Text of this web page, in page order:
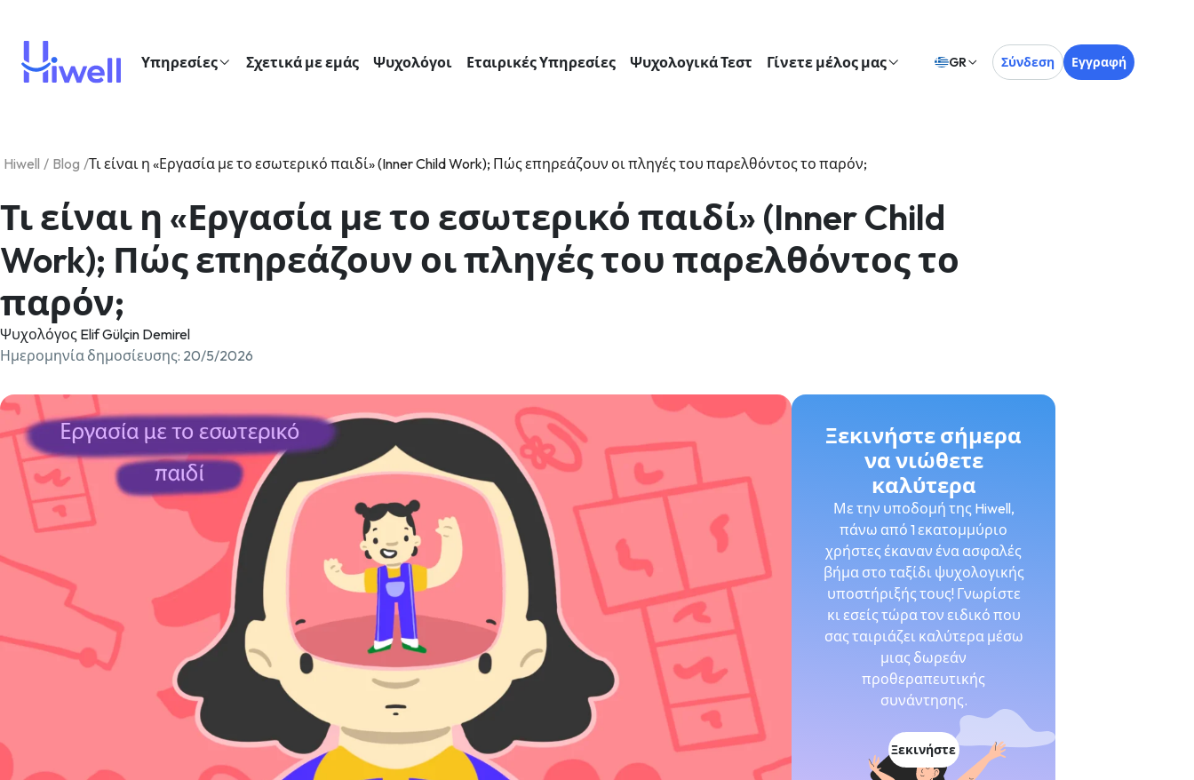
Υπηρεσίες Σχετικά με εμάς Ψυχολόγοι Εταιρικές Υπηρεσίες Ψυχολογικά Τεστ Γίνετε μέλος μας GR Σύνδεση Εγγραφή
Hiwell / Blog /Τι είναι η «Εργασία με το εσωτερικό παιδί» (Inner Child Work); Πώς επηρεάζουν οι πληγές του παρελθόντος το παρόν;
Τι είναι η «Εργασία με το εσωτερικό παιδί» (Inner Child
Work); Πώς επηρεάζουν οι πληγές του παρελθόντος το
παρόν;
Ψυχολόγος Elif Gülçin Demirel
Ημερομηνία δημοσίευσης: 20/5/2026
Ξεκινήστε σήμερα
να νιώθετε
καλύτερα
Με την υποδομή της Hiwell,
πάνω από 1 εκατομμύριο
χρήστες έκαναν ένα ασφαλές
βήμα στο ταξίδι ψυχολογικής
υποστήριξής τους! Γνωρίστε
κι εσείς τώρα τον ειδικό που
σας ταιριάζει καλύτερα μέσω
μιας δωρεάν
προθεραπευτικής
συνάντησης.
Ξεκινήστε